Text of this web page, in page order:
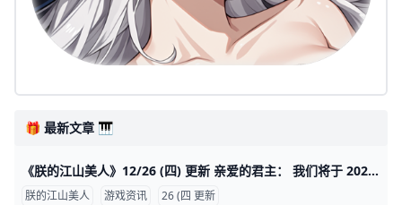
🎁 最新文章 🎹
《朕的江山美人》12/26 (四) 更新 亲爱的君主： 我们将于 2024年12月26日(四) 11:00 (GMT+8) 进行维护更新， 预计于11:30 (GMT+8) 完成维护过程，请耐心等候。 版本更新至3.0.9 若当前版本
朕的江山美人 游戏资讯 26 (四 更新